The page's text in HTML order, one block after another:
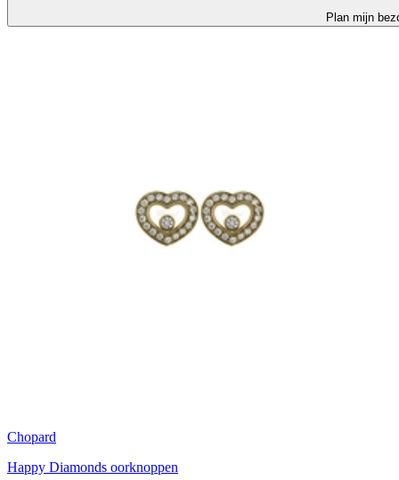
Plan mijn
Chopard
Happy Diamonds oorknoppen